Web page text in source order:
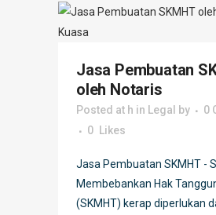
Jasa Pembuatan
oleh Notaris
Posted at h in Legal by
0
0
Likes
Jasa Pembuatan SKMHT -
Membebankan Hak
(SKMHT) kerap diperlukan